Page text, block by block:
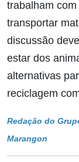
trabalham
transportar
discussão
estar dos
alternativas
reciclagem
Redação do
Marangon